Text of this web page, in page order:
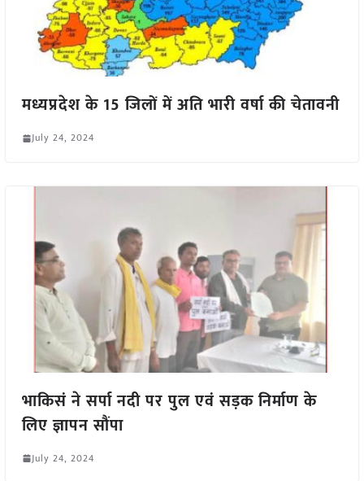
मध्यप्रदेश के 15 जिलों में अति भारी वर्षा की चेतावनी
July 24, 2024
भाकिसं ने सर्पा नदी पर पुल एवं सड़क निर्माण के
लिए ज्ञापन सौंपा
July 24, 2024